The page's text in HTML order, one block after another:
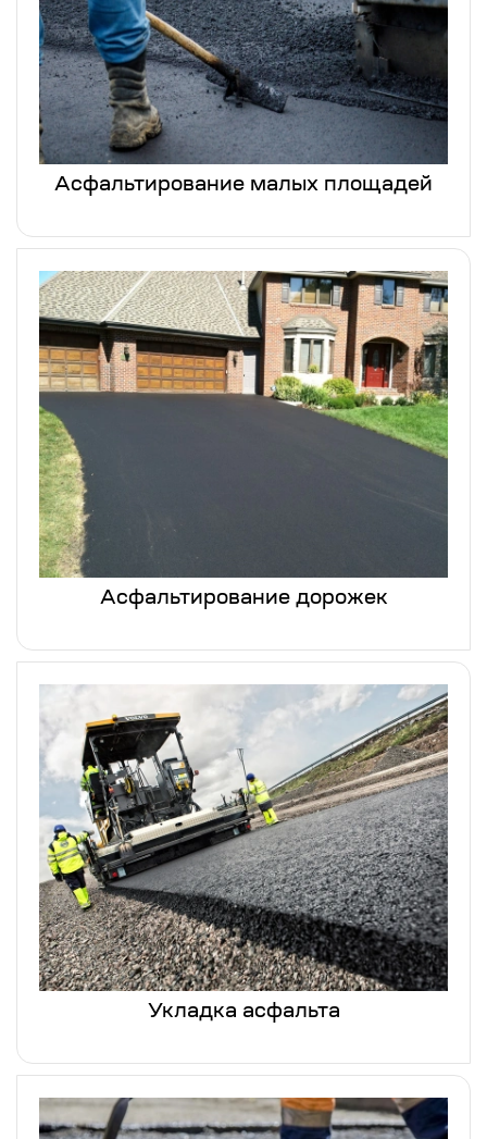
Асфальтирование малых площадей
Асфальтирование дорожек
Укладка асфальта